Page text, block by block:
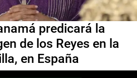
predicará la
de los Reyes en la
en España